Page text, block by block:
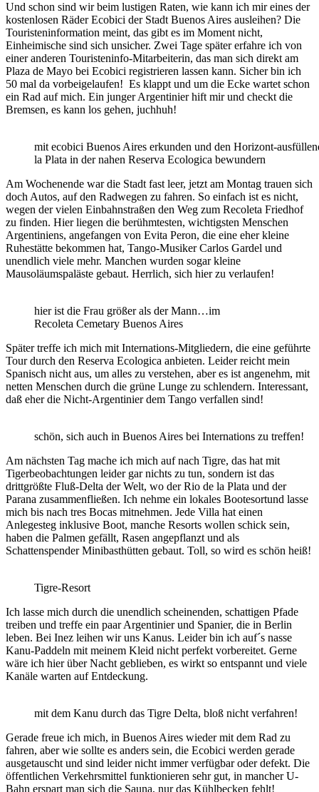
Und schon sind wir beim lustigen Raten, wie kann ich mir eines der
kostenlosen Räder Ecobici der Stadt Buenos Aires ausleihen? Die
Touristeninformation meint, das gibt es im Moment nicht,
Einheimische sind sich unsicher. Zwei Tage später erfahre ich von
einer anderen Touristeninfo-Mitarbeiterin, das man sich direkt am
Plaza de Mayo bei Ecobici registrieren lassen kann. Sicher bin ich
50 mal da vorbeigelaufen! Es klappt und um die Ecke wartet schon
ein Rad auf mich. Ein junger Argentinier hift mir und checkt die
Bremsen, es kann los gehen, juchhuh!
mit ecobici Buenos Aires erkunden und den Horizont-
la Plata in der nahen Reserva Ecologica bewundern
Am Wochenende war die Stadt fast leer, jetzt am Montag trauen sich
doch Autos, auf den Radwegen zu fahren. So einfach ist es nicht,
wegen der vielen Einbahnstraßen den Weg zum Recoleta Friedhof
zu finden. Hier liegen die berühmtesten, wichtigsten Menschen
Argentiniens, angefangen von Evita Peron, die eine eher kleine
Ruhestätte bekommen hat, Tango-Musiker Carlos Gardel und
unendlich viele mehr. Manchen wurden sogar kleine
Mausoläumspaläste gebaut. Herrlich, sich hier zu verlaufen!
hier ist die Frau größer als der Mann…im
Recoleta Cemetary Buenos Aires
Später treffe ich mich mit Internations-Mitgliedern, die eine geführte
Tour durch den Reserva Ecologica anbieten. Leider reicht mein
Spanisch nicht aus, um alles zu verstehen, aber es ist angenehm, mit
netten Menschen durch die grüne Lunge zu schlendern. Interessant,
daß eher die Nicht-Argentinier dem Tango verfallen sind!
schön, sich auch in Buenos Aires bei Internations zu treffen!
Am nächsten Tag mache ich mich auf nach Tigre, das hat mit
Tigerbeobachtungen leider gar nichts zu tun, sondern ist das
drittgrößte Fluß-Delta der Welt, wo der Rio de la Plata und der
Parana zusammenfließen. Ich nehme ein lokales Bootesortund lasse
mich bis nach tres Bocas mitnehmen. Jede Villa hat einen
Anlegesteg inklusive Boot, manche Resorts wollen schick sein,
haben die Palmen gefällt, Rasen angepflanzt und als
Schattenspender Minibasthütten gebaut. Toll, so wird es schön heiß!
Tigre-Resort
Ich lasse mich durch die unendlich scheinenden, schattigen Pfade
treiben und treffe ein paar Argentinier und Spanier, die in Berlin
leben. Bei Inez leihen wir uns Kanus. Leider bin ich auf´s nasse
Kanu-Paddeln mit meinem Kleid nicht perfekt vorbereitet. Gerne
wäre ich hier über Nacht geblieben, es wirkt so entspannt und viele
Kanäle warten auf Entdeckung.
mit dem Kanu durch das Tigre Delta, bloß nicht verfahren!
Gerade freue ich mich, in Buenos Aires wieder mit dem Rad zu
fahren, aber wie sollte es anders sein, die Ecobici werden gerade
ausgetauscht und sind leider nicht immer verfügbar oder defekt. Die
öffentlichen Verkehrsmittel funktionieren sehr gut, in mancher U-
Bahn erspart man sich die Sauna, nur das Kühlbecken fehlt!